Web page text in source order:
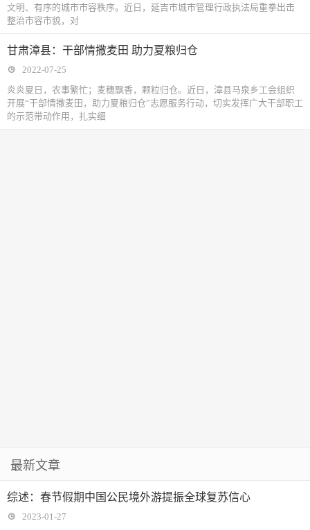
文明、有序的城市市容秩序。近日，延吉市城市管理行政执法局重拳出击
整治市容市貌，对
甘肃漳县：干部情撒麦田 助力夏粮归仓
2022-07-25
炎炎夏日，农事繁忙；麦穗飘香，颗粒归仓。近日，漳县马泉乡工会组织
开展“干部情撒麦田，助力夏粮归仓”志愿服务行动，切实发挥广大干部职工
的示范带动作用，扎实细
最新文章
综述：春节假期中国公民境外游提振全球复苏信心
2023-01-27